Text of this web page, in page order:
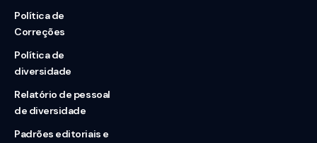
Política de
Correções
Política de
diversidade
Relatório de pessoal
de diversidade
Padrões editoriais e